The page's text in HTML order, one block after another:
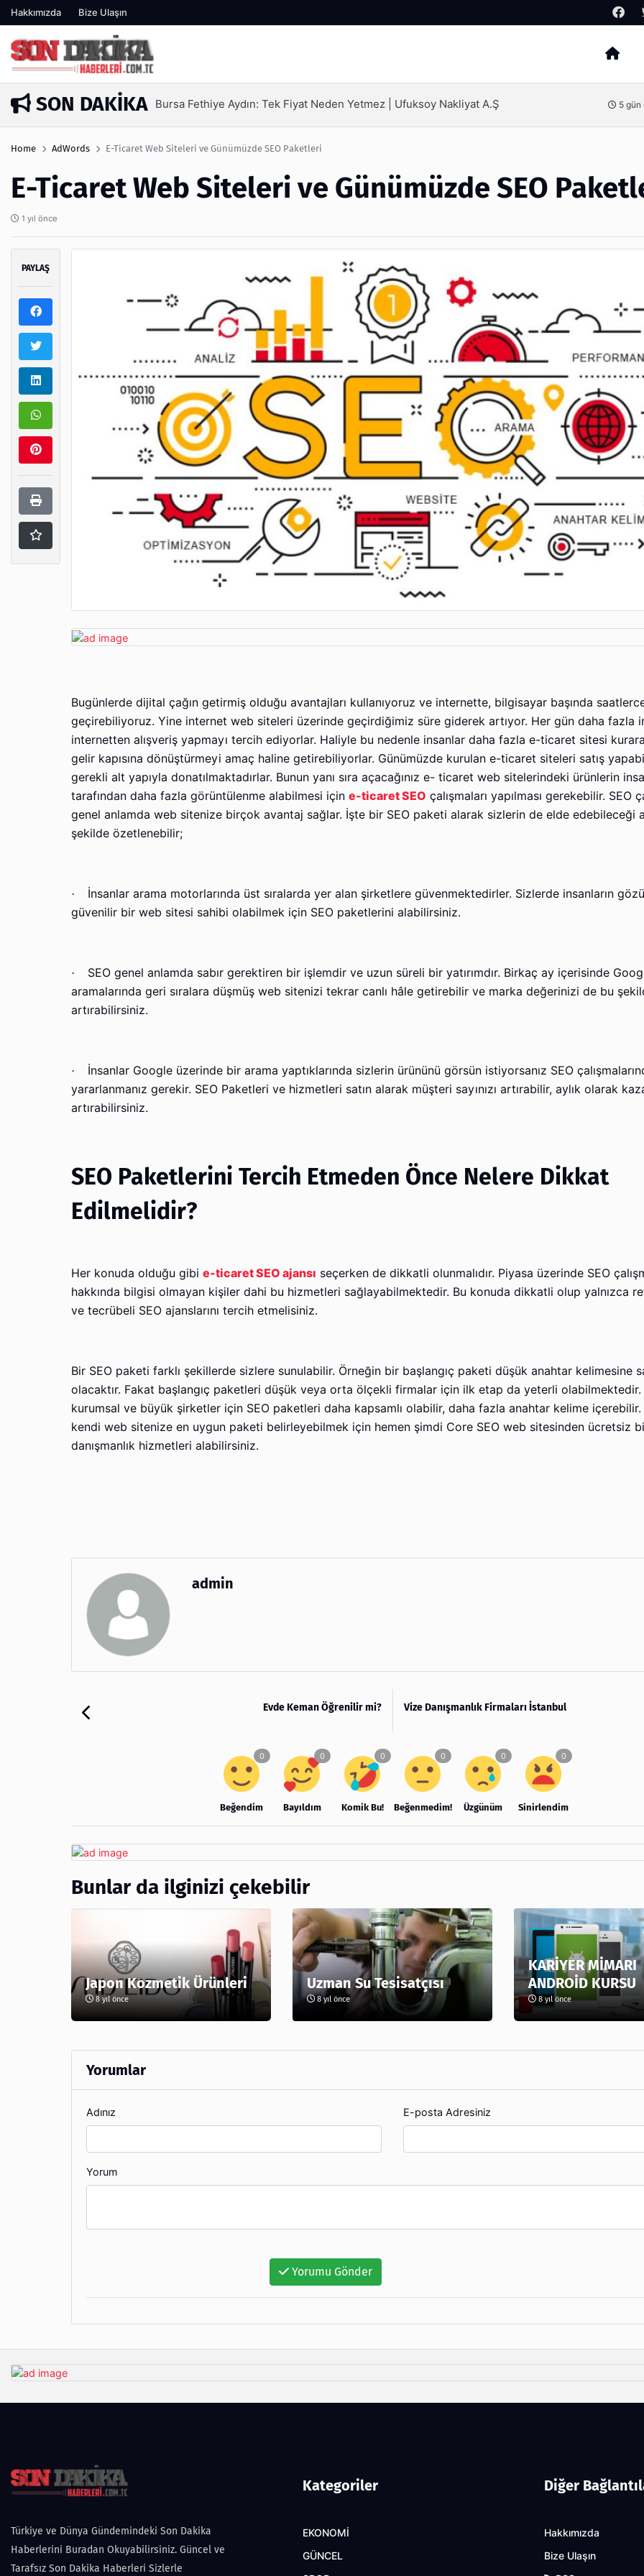
Hakkımızda Bize Ulaşın
Arama
SON DAKIKA5 gün önceSEO Hizmeti Alırken Kandırılmamak İçin Bilinmesi Gerekenler
Home AdWords E-Ticaret Web Siteleri ve Günümüzde SEO Paketleri
E-Ticaret Web Siteleri ve Günümüzde SEO
1 yıl önce
PAYLAŞ
Bugünlerde dijital çağın getirmiş olduğu avantajları kullanıyoruz ve internette, bilgisayar başında
geçirebiliyoruz. Yine internet web siteleri üzerinde geçirdiğimiz süre giderek artıyor. Her gün daha fazla
internetten alışveriş yapmayı tercih ediyorlar. Haliyle bu nedenle insanlar daha fazla e-ticaret sitesi
gelir kapısına dönüştürmeyi amaç haline getirebiliyorlar. Günümüzde kurulan e-ticaret siteleri satış
gerekli alt yapıyla donatılmaktadırlar. Bunun yanı sıra açacağınız e- ticaret web sitelerindeki ürünlerin
tarafından daha fazla görüntülenme alabilmesi için e-ticaret SEO çalışmaları yapılması gerekebilir. SEO
genel anlamda web sitenize birçok avantaj sağlar. İşte bir SEO paketi alarak sizlerin de elde edebileceği
şekilde özetlenebilir;
·
İnsanlar arama motorlarında üst sıralarda yer alan şirketlere güvenmektedirler. Sizlerde insanların
güvenilir bir web sitesi sahibi olabilmek için SEO paketlerini alabilirsiniz.
·
SEO genel anlamda sabır gerektiren bir işlemdir ve uzun süreli bir yatırımdır. Birkaç ay içerisinde
aramalarında geri sıralara düşmüş web sitenizi tekrar canlı hâle getirebilir ve marka değerinizi de bu
artırabilirsiniz.
·
İnsanlar Google üzerinde bir arama yaptıklarında sizlerin ürününü görsün istiyorsanız SEO
yararlanmanız gerekir. SEO Paketleri ve hizmetleri satın alarak müşteri sayınızı artırabilir, aylık olarak
artırabilirsiniz.
SEO Paketlerini Tercih Etmeden Önce Nelere Dikkat
Edilmelidir?
Her konuda olduğu gibi e-ticaret SEO ajansı seçerken de dikkatli olunmalıdır. Piyasa üzerinde SEO
hakkında bilgisi olmayan kişiler dahi bu hizmetleri sağlayabilmektedir. Bu konuda dikkatli olup yalnızca
ve tecrübeli SEO ajanslarını tercih etmelisiniz.
Bir SEO paketi farklı şekillerde sizlere sunulabilir. Örneğin bir başlangıç paketi düşük anahtar kelimesine
olacaktır. Fakat başlangıç paketleri düşük veya orta ölçekli firmalar için ilk etap da yeterli olabilmektedir.
kurumsal ve büyük şirketler için SEO paketleri daha kapsamlı olabilir, daha fazla anahtar kelime
kendi web sitenize en uygun paketi belirleyebilmek için hemen şimdi Core SEO web sitesinden ücretsiz
danışmanlık hizmetleri alabilirsiniz.
admin
Evde Keman Öğrenilir mi? Vize Danışmanlık Firmaları İstanbul
Beğendim Bayıldım Komik Bu! Beğenmedim! Üzgünüm Sinirlendim
Bunlar da ilginizi çekebilir
Japon Kozmetik Ürünleri
8 yıl önce
Uzman Su Tesisatçısı
8 yıl önce
KARİYER MİMARI
ANDROİD KURSU
8 yıl önce
Yorumlar
Adınız E-posta Adresiniz
Yorum
Yorumu Gönder
Türkiye ve Dünya Gündemindeki Son Dakika
Haberlerini Buradan Okuyabilirsiniz. Güncel ve
Tarafsız Son Dakika Haberleri Sizlerle
Kategoriler
EKONOMİ
GÜNCEL
Diğer
Hakkımızda
Bize Ulaşın